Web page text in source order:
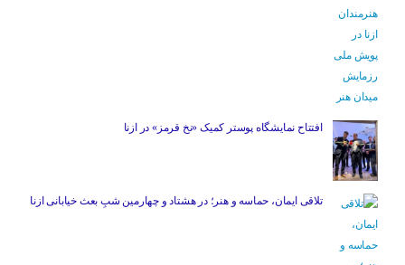
افتتاح نمایشگاه پوستر کمیک «نخ قرمز» در ازنا
تلاقی ایمان، حماسه و هنر؛ در هشتاد و چهارمین شبِ بعث خیابانی ازنا